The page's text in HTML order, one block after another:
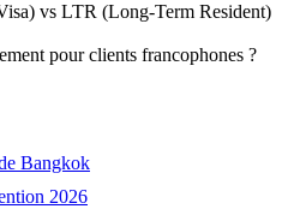
vs LTR (Long-Term Resident)
pour clients francophones ?
Bangkok
2026